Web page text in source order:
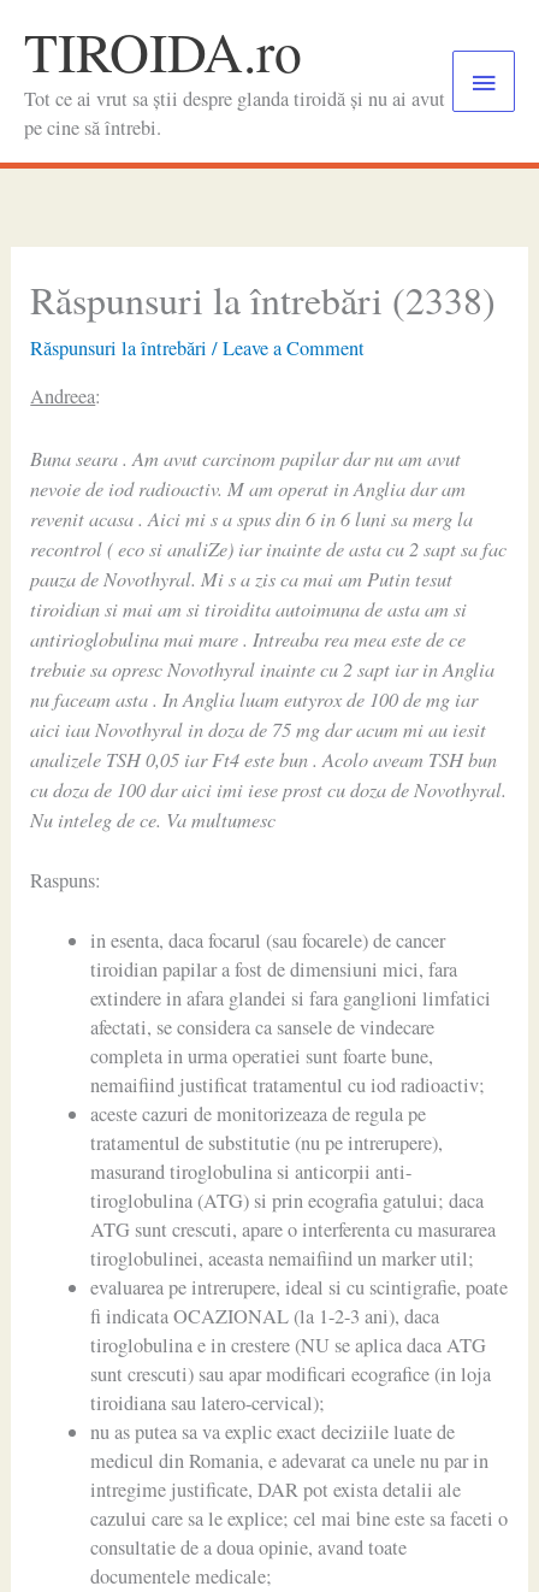
contentTIROIDA.ro
Tot ce ai vrut sa știi despre glanda tiroidă și nu ai avut
pe cine să întrebi.
Main
Răspunsuri la întrebări (2338)
Răspunsuri la întrebări /Leave a Comment
Andreea:
Buna seara . Am avut carcinom papilar dar nu am avut
nevoie de iod radioactiv. M am operat in Anglia dar am
revenit acasa . Aici mi s a spus din 6 in 6 luni sa merg la
recontrol ( eco si analiZe) iar inainte de asta cu 2 sapt sa fac
pauza de Novothyral. Mi s a zis ca mai am Putin tesut
tiroidian si mai am si tiroidita autoimuna de asta am si
antirioglobulina mai mare . Intreaba rea mea este de ce
trebuie sa opresc Novothyral inainte cu 2 sapt iar in Anglia
nu faceam asta . In Anglia luam eutyrox de 100 de mg iar
aici iau Novothyral in doza de 75 mg dar acum mi au iesit
analizele TSH 0,05 iar Ft4 este bun . Acolo aveam TSH bun
cu doza de 100 dar aici imi iese prost cu doza de Novothyral.
Nu inteleg de ce. Va multumesc
Raspuns:
in esenta, daca focarul (sau focarele) de cancer
tiroidian papilar a fost de dimensiuni mici, fara
extindere in afara glandei si fara ganglioni limfatici
afectati, se considera ca sansele de vindecare
completa in urma operatiei sunt foarte bune,
nemaifiind justificat tratamentul cu iod radioactiv;
aceste cazuri de monitorizeaza de regula pe
tratamentul de substitutie (nu pe intrerupere),
masurand tiroglobulina si anticorpii anti-
tiroglobulina (ATG) si prin ecografia gatului; daca
ATG sunt crescuti, apare o interferenta cu masurarea
tiroglobulinei, aceasta nemaifiind un marker util;
evaluarea pe intrerupere, ideal si cu scintigrafie, poate
fi indicata OCAZIONAL (la 1-2-3 ani), daca
tiroglobulina e in crestere (NU se aplica daca ATG
sunt crescuti) sau apar modificari ecografice (in loja
tiroidiana sau latero-cervical);
nu as putea sa va explic exact deciziile luate de
medicul din Romania, e adevarat ca unele nu par in
intregime justificate, DAR pot exista detalii ale
cazului care sa le explice; cel mai bine este sa faceti o
consultatie de a doua opinie, avand toate
documentele medicale;